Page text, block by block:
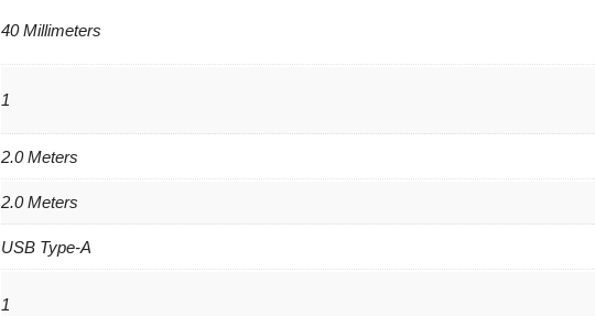
40 Millimeters
1
2.0 Meters
2.0 Meters
USB Type-A
1